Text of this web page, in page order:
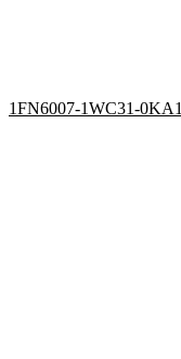
1FN6007-1WC31-0KA1